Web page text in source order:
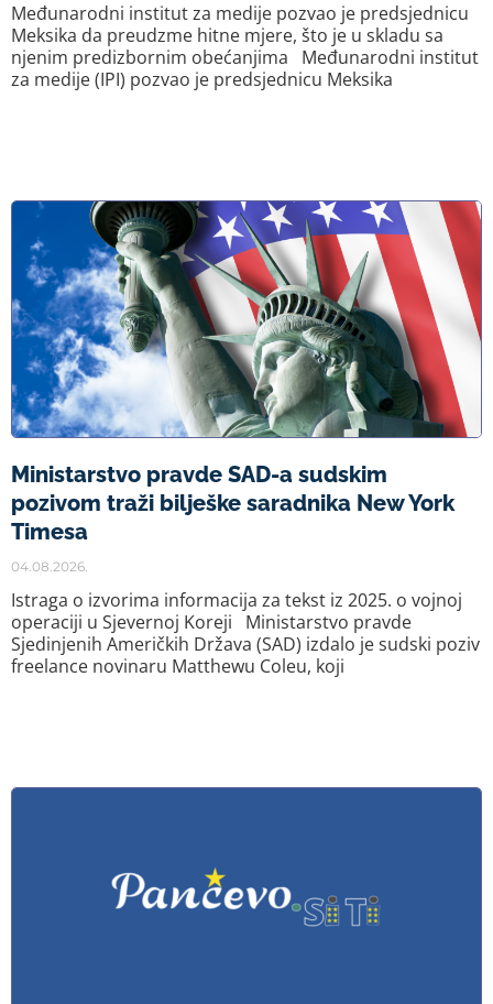
Međunarodni institut za medije pozvao je predsjednicu
Meksika da preudzme hitne mjere, što je u skladu sa
njenim predizbornim obećanjima Međunarodni institut
za medije (IPI) pozvao je predsjednicu Meksika
Ministarstvo pravde SAD-a sudskim
pozivom traži bilješke saradnika New York
Timesa
04.08.2026.
Istraga o izvorima informacija za tekst iz 2025. o vojnoj
operaciji u Sjevernoj Koreji Ministarstvo pravde
Sjedinjenih Američkih Država (SAD) izdalo je sudski poziv
freelance novinaru Matthewu Coleu, koji